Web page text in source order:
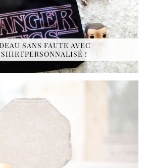
SANS FAUTE AVEC
!